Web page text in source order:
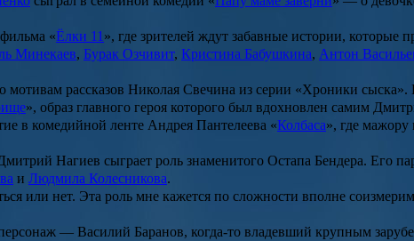
«Ёлки 11 », где зрителей ждут забавные истории, которые
Минекаев, Бурак Озчивит, Кристина Бабушкина, Антон
мотивам рассказов Николая Свечина из серии «Хроники сыска».
», образ главного героя которого был вдохновлен самим
в комедийной ленте Андрея Пантелеева «Колбаса», где
Нагиев сыграет роль знаменитого Остапа Бендера. Его
и Людмила Колесникова.
или нет. Эта роль мне кажется по сложности вполне
— Василий Баранов, когда-то владевший крупным